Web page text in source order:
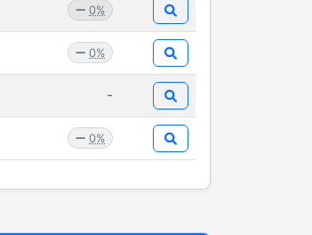
0%
0%
-
0%